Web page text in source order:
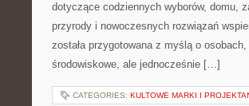
dotyczące codziennych wyborów, domu,
przyrody i nowoczesnych rozwiązań
została przygotowana z myślą o
środowiskowe, ale jednocześnie […]
CATEGORIES: KULTOWE MARKI I